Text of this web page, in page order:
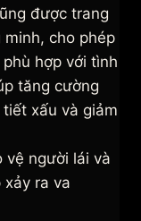
được trang
cho phép
hợp với tình
tăng cường
xấu và giảm
vệ người lái và
ra va